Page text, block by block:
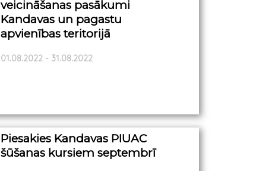
veicināšanas pasākumi
Kandavas un pagastu
apvienības teritorijā
01.08.2022 - 31.08.2022
Piesakies Kandavas PIUAC
šūšanas kursiem septembrī